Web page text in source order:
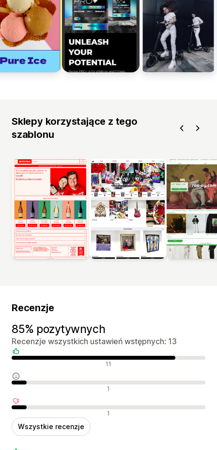
Sklepy korzystające z tego
szablonu
Recenzje
85% pozytywnych
Recenzje wszystkich ustawień wstępnych: 13
Pozytywne recenzje 11
Neutralne recenzje 1
Negatywne recenzje 1
Wszystkie recenzje